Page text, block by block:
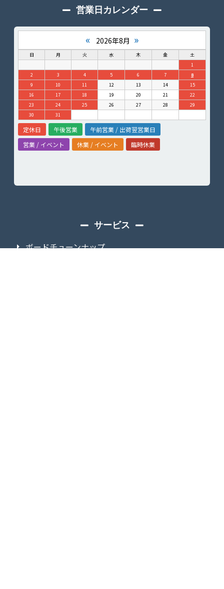
営業日カレンダー
« 2026年8月 »
日 月 火 水 木 金
土
1
2
3 4 5 6 7
8
9
10 11 12 13 14
15
16
17 18 19 20 21
22
23
24 25 26 27 28
29
30
31
定休日 午後営業
午前営業 / 出荷翌営業日
営業 / イベント
休業 / イベント 臨時休業
サービス
ボードチューンナップ